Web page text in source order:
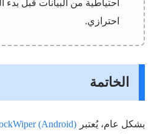
احتياطية من البيانات قبل بدء
احترازي.
الخاتمة
بشكل عام، يُعتبر (Android)